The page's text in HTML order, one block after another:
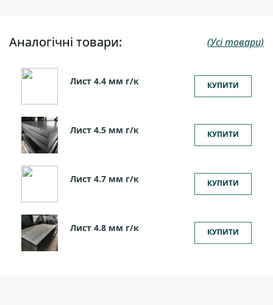
Аналогічні товари: (Усі товари)
Лист 4.4 мм г/к КУПИТИ
Лист 4.5 мм г/к КУПИТИ
Лист 4.7 мм г/к КУПИТИ
Лист 4.8 мм г/к КУПИТИ